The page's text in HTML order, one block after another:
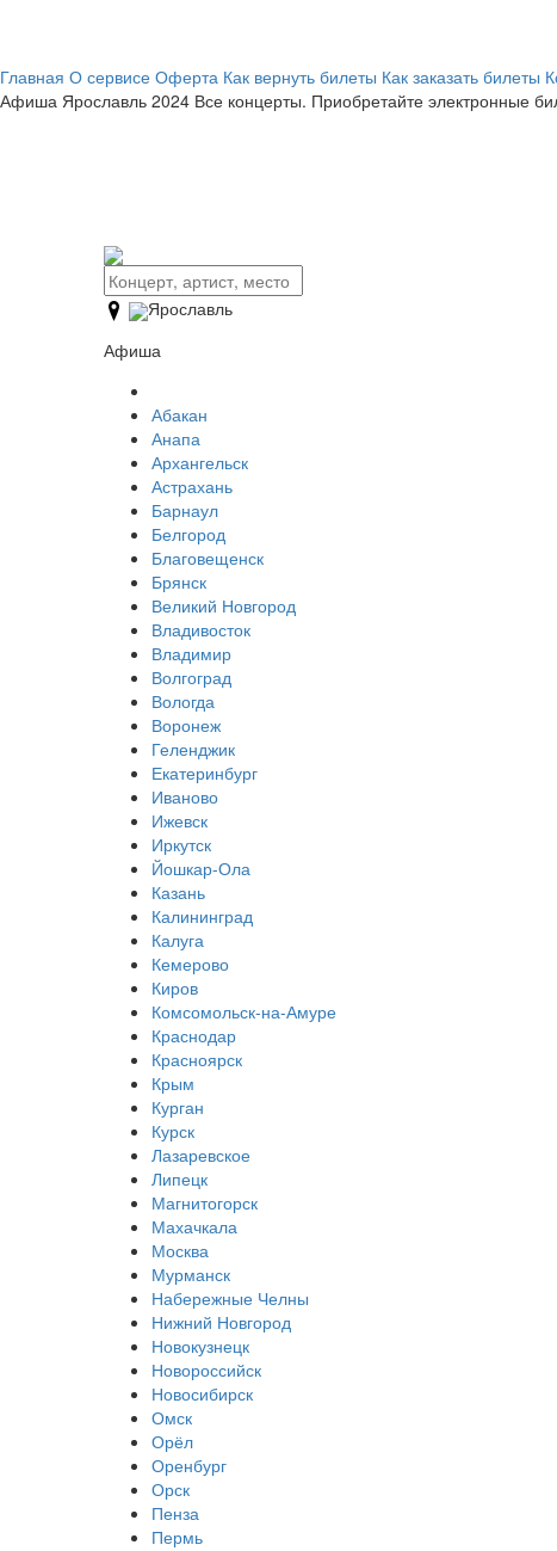
Главная О сервисе Оферта Как вернуть билеты Как заказать билеты
Афиша Ярославль 2024 Все концерты. Приобретайте электронные
Ярославль
Афиша
Абакан
Анапа
Архангельск
Астрахань
Барнаул
Белгород
Благовещенск
Брянск
Великий Новгород
Владивосток
Владимир
Волгоград
Вологда
Воронеж
Геленджик
Екатеринбург
Иваново
Ижевск
Иркутск
Йошкар-Ола
Казань
Калининград
Калуга
Кемерово
Киров
Комсомольск-на-Амуре
Краснодар
Красноярск
Крым
Курган
Курск
Лазаревское
Липецк
Магнитогорск
Махачкала
Москва
Мурманск
Набережные Челны
Нижний Новгород
Новокузнецк
Новороссийск
Новосибирск
Омск
Орёл
Оренбург
Орск
Пенза
Пермь